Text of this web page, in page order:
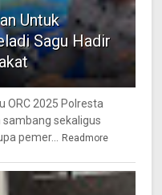
Untuk
Sagu Hadir
ORC 2025 Polresta
sekaligus
pemer...
Readmore